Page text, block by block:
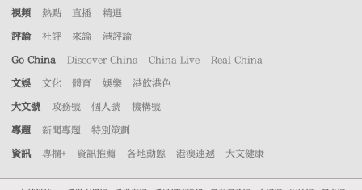
視頻 熱點 直播 精選
評論 社評 來論 港評論
Go China Discover China China Live Real China
文娛 文化 體育 娛樂 港飲港色
大文號 政務號 個人號 機構號
專題 新聞專題 特別策劃
資訊 專欄+ 資訊推薦 各地動態 港澳速遞 大文健康